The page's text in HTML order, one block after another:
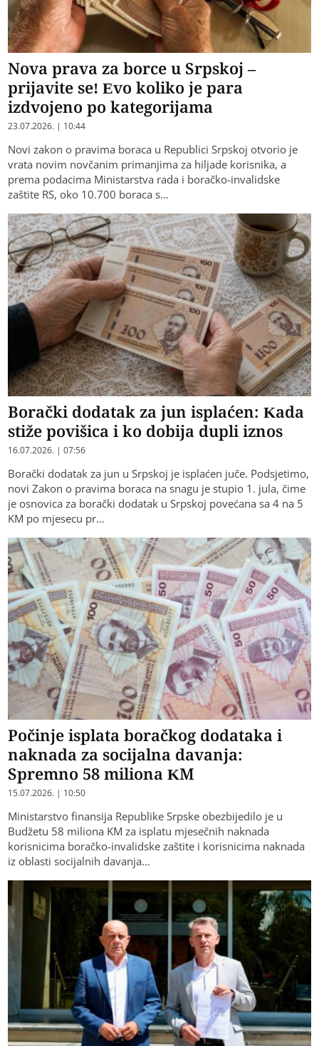
Nova prava za borce u Srpskoj –
prijavite se! Evo koliko je para
izdvojeno po kategorijama
23.07.2026. | 10:44
Novi zakon o pravima boraca u Republici Srpskoj otvorio je
vrata novim novčanim primanjima za hiljade korisnika, a
prema podacima Ministarstva rada i boračko-invalidske
zaštite RS, oko 10.700 boraca s…
Borački dodatak za jun isplaćen: Kada
stiže povišica i ko dobija dupli iznos
16.07.2026. | 07:56
Borački dodatak za jun u Srpskoj je isplaćen juče. Podsjetimo,
novi Zakon o pravima boraca na snagu je stupio 1. jula, čime
je osnovica za borački dodatak u Srpskoj povećana sa 4 na 5
KM po mjesecu pr…
Počinje isplata boračkog dodataka i
naknada za socijalna davanja:
Spremno 58 miliona KM
15.07.2026. | 10:50
Ministarstvo finansija Republike Srpske obezbijedilo je u
Budžetu 58 miliona KM za isplatu mjesečnih naknada
korisnicima boračko-invalidske zaštite i korisnicima naknada
iz oblasti socijalnih davanja…